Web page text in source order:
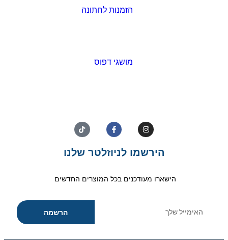
הזמנות לחתונה
מושגי דפוס
הירשמו לניוזלטר שלנו
הישארו מעודכנים בכל המוצרים החדשים
הרשמה